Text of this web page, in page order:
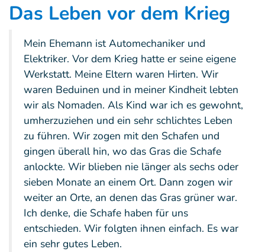
Das Leben vor dem Krieg
Mein Ehemann ist Automechaniker und
Elektriker. Vor dem Krieg hatte er seine eigene
Werkstatt. Meine Eltern waren Hirten. Wir
waren Beduinen und in meiner Kindheit lebten
wir als Nomaden. Als Kind war ich es gewohnt,
umherzuziehen und ein sehr schlichtes Leben
zu führen. Wir zogen mit den Schafen und
gingen überall hin, wo das Gras die Schafe
anlockte. Wir blieben nie länger als sechs oder
sieben Monate an einem Ort. Dann zogen wir
weiter an Orte, an denen das Gras grüner war.
Ich denke, die Schafe haben für uns
entschieden. Wir folgten ihnen einfach. Es war
ein sehr gutes Leben.